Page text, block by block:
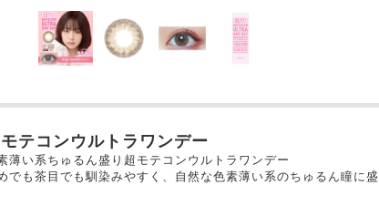
テコンウルトラワンデー
薄い系ちゅるん盛り超モテコンウルトラワンデー
でも茶目でも馴染みやすく、自然な色素薄い系のちゅるん瞳に